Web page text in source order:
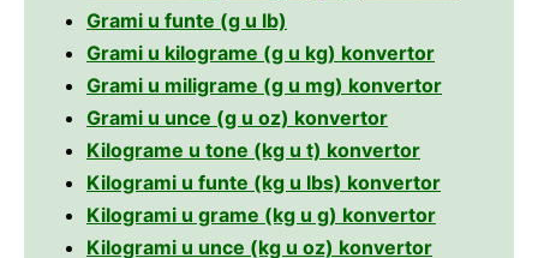
Grami u funte (g u lb)
Grami u kilograme (g u kg) konvertor
Grami u miligrame (g u mg) konvertor
Grami u unce (g u oz) konvertor
Kilograme u tone (kg u t) konvertor
Kilogrami u funte (kg u lbs) konvertor
Kilogrami u grame (kg u g) konvertor
Kilogrami u unce (kg u oz) konvertor